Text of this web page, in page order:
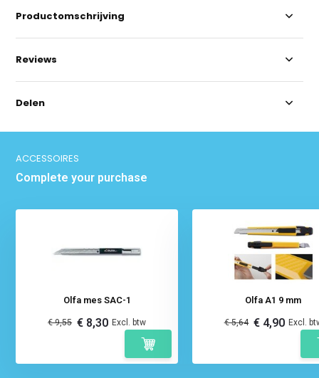
Productomschrijving
Reviews
Delen
ACCESSOIRES
Complete your purchase
Olfa mes SAC-1
€ 9,55 € 8,30 Excl. btw
Olfa A1 9 mm
€ 5,64 € 4,90 Excl.